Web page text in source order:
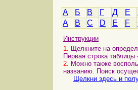
А Б В Г Д Е
A
B C D E F
Инструкции
1. Щелкните на
Первая строка
2. Можно также
названию. Поиск
Щелкни здесь и